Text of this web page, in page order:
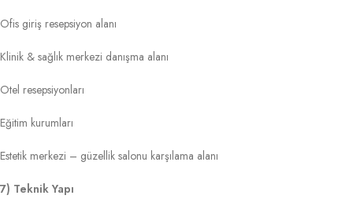
Ofis giriş resepsiyon alanı
Klinik & sağlık merkezi danışma alanı
Otel resepsiyonları
Eğitim kurumları
Estetik merkezi – güzellik salonu karşılama alanı
7) Teknik Yapı